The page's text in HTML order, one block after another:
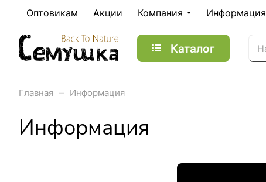
Оптовикам Акции Компания Информация
Каталог
Главная – Информация
Информация